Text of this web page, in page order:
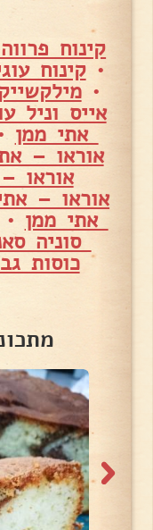
קינוח
•קינוח
•
אייס וניל
אתי ממן
אוראו –
אוראו
אוראו –
אתי ממן
סוניה